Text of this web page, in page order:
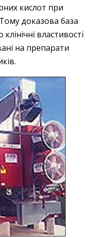
кислот при
доказова база
властивості
на препарати